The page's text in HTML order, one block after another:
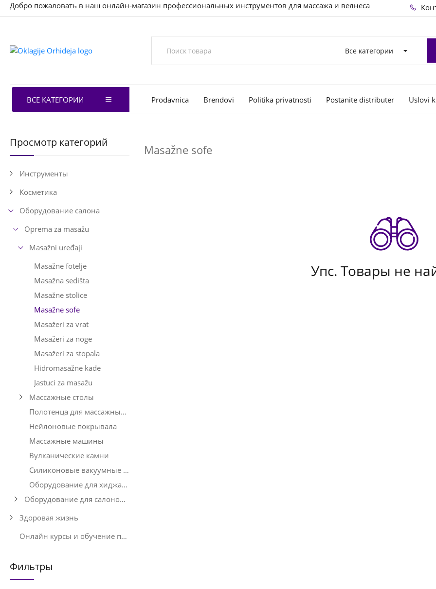
Добро пожаловать в наш онлайн-магазин профессиональных инструментов для массажа и велнеса
Все категории
ВСЕ КАТЕГОРИИ Prodavnica Brendovi Politika privatnosti Postanite distributer Uslovi
Просмотр категорий
Инструменты
Косметика
Оборудование салона
Oprema za masažu
Masažni uređaji
Masažne fotelje
Masažna sedišta
Masažne stolice
Masažne sofe
Masažeri za vrat
Masažeri za noge
Masažeri za stopala
Hidromasažne kade
Jastuci za masažu
Массажные столы
Полотенца для массажных столов
Нейлоновые покрывала
Массажные машины
Вулканические камни
Силиконовые вакуумные присоски
Оборудование для хиджамы – Банки, помпы, наборы, марля и аксессуары
Оборудование для салонов красоты
Здоровая жизнь
Онлайн курсы и обучение по мадеротерапии
Фильтры
Masažne sofe
Упс. Товары не